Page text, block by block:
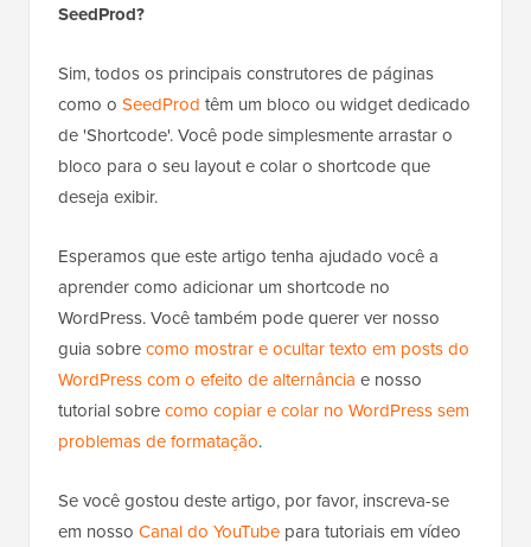
SeedProd?
Sim, todos os principais construtores de páginas
como o SeedProd têm um bloco ou widget dedicado
de 'Shortcode'. Você pode simplesmente arrastar o
bloco para o seu layout e colar o shortcode que
deseja exibir.
Esperamos que este artigo tenha ajudado você a
aprender como adicionar um shortcode no
WordPress. Você também pode querer ver nosso
guia sobrecomo mostrar e ocultar texto em posts do
WordPress com o efeito de alternância e nosso
tutorial sobrecomo copiar e colar no WordPress sem
problemas de formatação.
Se você gostou deste artigo, por favor, inscreva-se
em nosso Canal do YouTube para tutoriais em vídeo